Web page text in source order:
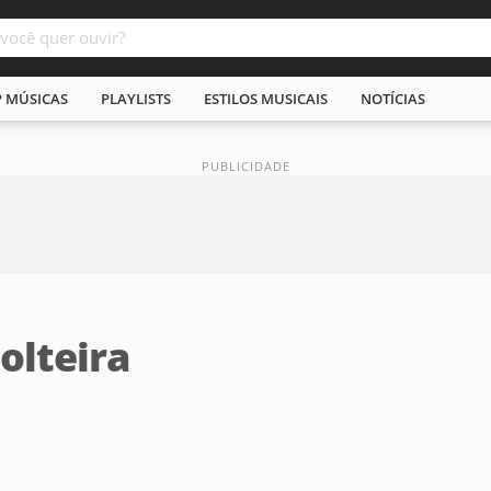
MÚSICAS PLAYLISTS ESTILOS MUSICAIS NOTÍCIAS